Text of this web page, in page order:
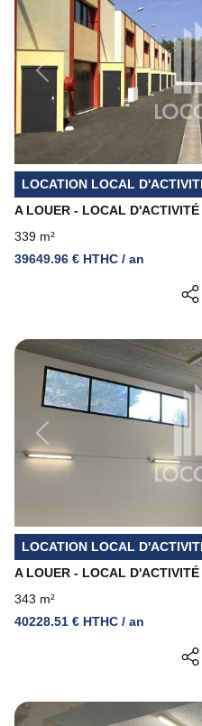
Previous
LOCATION LOCAL
A LOUER - LOCAL
339 m²
39649.96 € HTHC / an
Previous
LOCATION LOCAL
A LOUER - LOCAL
343 m²
40228.51 € HTHC / an